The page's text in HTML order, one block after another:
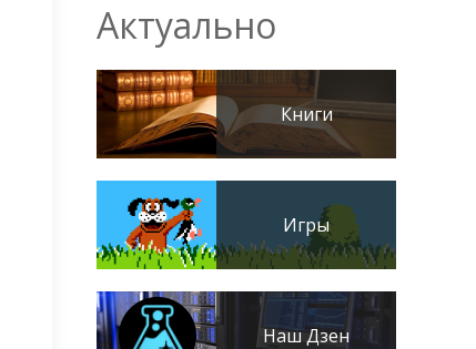
Актуально
Книги
Игры
Наш Дзен